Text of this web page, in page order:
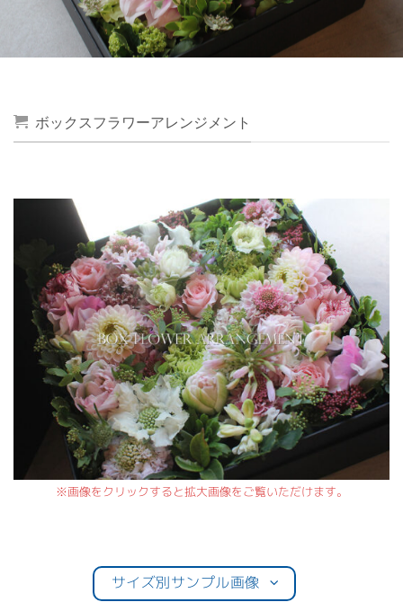
ボックスフラワーアレンジメント
※画像をクリックすると拡大画像をご覧いただけます。
サイズ別サンプル画像